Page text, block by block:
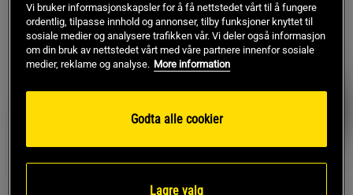
PRISFUNN
Vi bruker informasjonskapsler for å få nettstedet vårt til å fungere
ordentlig, tilpasse innhold og annonser, tilby funksjoner knyttet til
sosiale medier og analysere trafikken vår. Vi deler også informasjon
om din bruk av nettstedet vårt med våre partnere innenfor sosiale
medier, reklame og analyse. More information
Godta alle cookier
Lagre valg